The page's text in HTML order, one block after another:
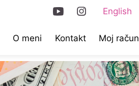
English
O meni Kontakt Moj račun